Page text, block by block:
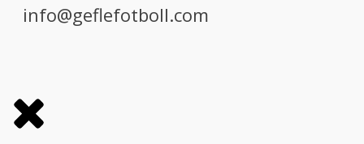
info@geflefotboll.com